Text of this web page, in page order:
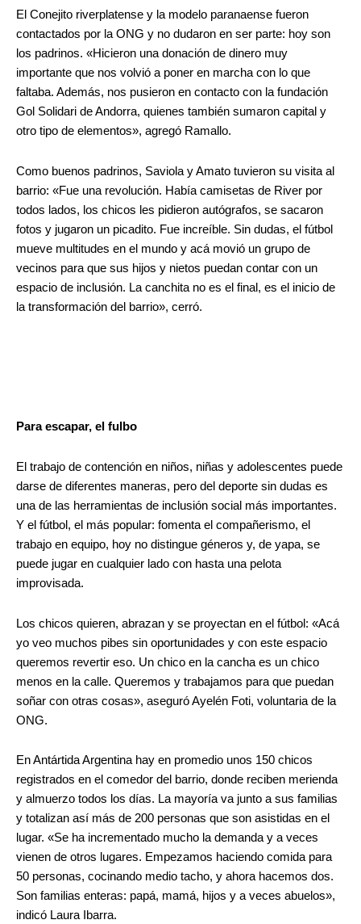
El Conejito riverplatense y la modelo paranaense fueron
contactados por la ONG y no dudaron en ser parte: hoy son
los padrinos. «Hicieron una donación de dinero muy
importante que nos volvió a poner en marcha con lo que
faltaba. Además, nos pusieron en contacto con la fundación
Gol Solidari de Andorra, quienes también sumaron capital y
otro tipo de elementos», agregó Ramallo.
Como buenos padrinos, Saviola y Amato tuvieron su visita al
barrio: «Fue una revolución. Había camisetas de River por
todos lados, los chicos les pidieron autógrafos, se sacaron
fotos y jugaron un picadito. Fue increíble. Sin dudas, el fútbol
mueve multitudes en el mundo y acá movió un grupo de
vecinos para que sus hijos y nietos puedan contar con un
espacio de inclusión. La canchita no es el final, es el inicio de
la transformación del barrio», cerró.
Para escapar, el fulbo
El trabajo de contención en niños, niñas y adolescentes puede
darse de diferentes maneras, pero del deporte sin dudas es
una de las herramientas de inclusión social más importantes.
Y el fútbol, el más popular: fomenta el compañerismo, el
trabajo en equipo, hoy no distingue géneros y, de yapa, se
puede jugar en cualquier lado con hasta una pelota
improvisada.
Los chicos quieren, abrazan y se proyectan en el fútbol: «Acá
yo veo muchos pibes sin oportunidades y con este espacio
queremos revertir eso. Un chico en la cancha es un chico
menos en la calle. Queremos y trabajamos para que puedan
soñar con otras cosas», aseguró Ayelén Foti, voluntaria de la
ONG.
En Antártida Argentina hay en promedio unos 150 chicos
registrados en el comedor del barrio, donde reciben merienda
y almuerzo todos los días. La mayoría va junto a sus familias
y totalizan así más de 200 personas que son asistidas en el
lugar. «Se ha incrementado mucho la demanda y a veces
vienen de otros lugares. Empezamos haciendo comida para
50 personas, cocinando medio tacho, y ahora hacemos dos.
Son familias enteras: papá, mamá, hijos y a veces abuelos»,
indicó Laura Ibarra.